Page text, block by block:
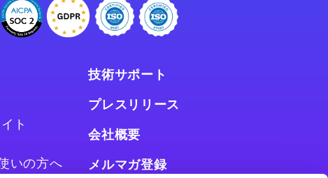
ト
いの方へ
技術サポート
プレスリリース
会社概要
メルマガ登録